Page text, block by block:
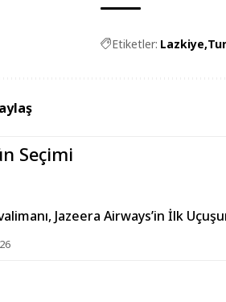
Etiketler: Lazkiye
Seçimi
Jazeera Airways’in İlk